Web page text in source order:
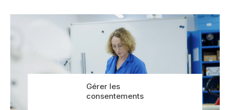
Gérer les
consentements